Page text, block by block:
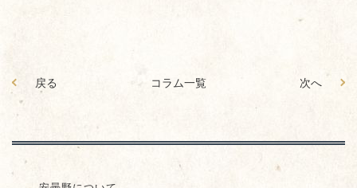
戻る コラム一覧 次へ